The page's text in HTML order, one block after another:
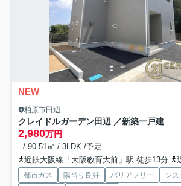
NEW
柏原市田辺
クレイドルガーデン田辺 ／新築一戸建
2,980万円
- / 90.51㎡ / 3LDK /予定
近鉄大阪線「大阪教育大前」駅 徒歩13分
都市ガス 陽当り良好 バリアフリー
シス